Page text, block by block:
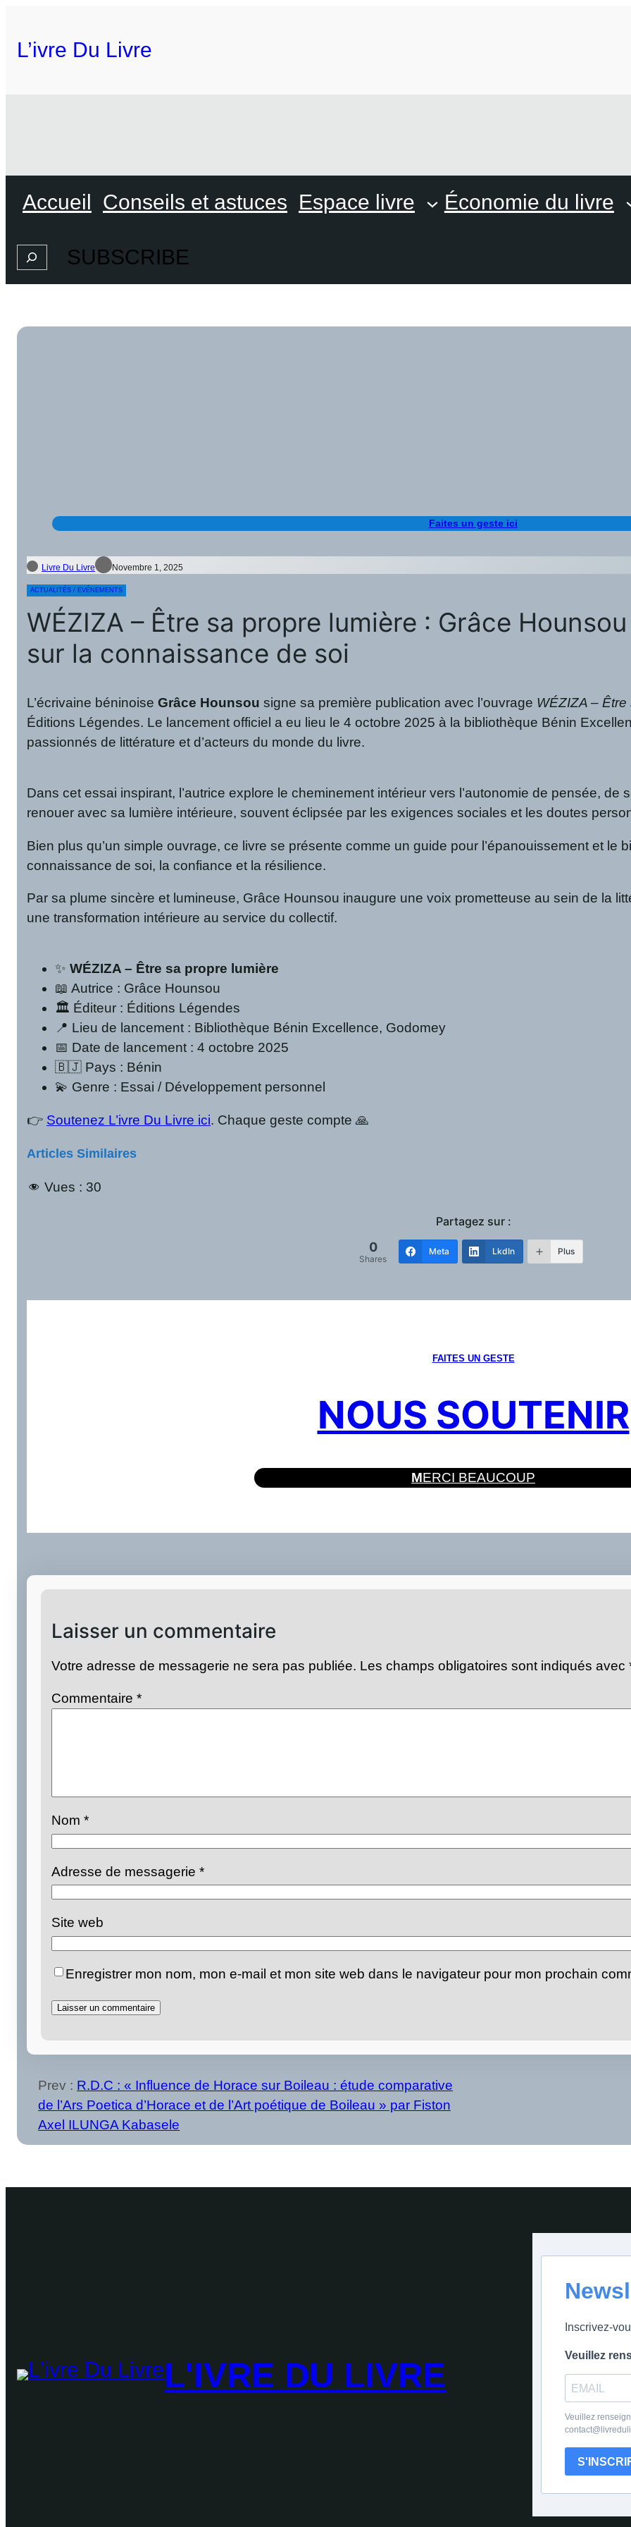
L’ivre Du Livre
Accueil Conseils et astuces Espace livre Économie du livre
SearchSUBSCRIBE
Faites un geste ici
Livre Du Livre Novembre 1, 2025
ACTUALITÉS / EVÉNEMENTS
WÉZIZA – Être sa propre lumière : Grâce
sur la connaissance de soi
L’écrivaine béninoiseGrâce Hounsou signe sa première publication avec l’ouvrage WÉZIZA –
Éditions Légendes. Le lancement officiel a eu lieu le 4 octobre 2025 à la bibliothèque Bénin
passionnés de littérature et d’acteurs du monde du livre.
Dans cet essai inspirant, l’autrice explore le cheminement intérieur vers l’autonomie de pensée, de
renouer avec sa lumière intérieure, souvent éclipsée par les exigences sociales et les doutes
Bien plus qu’un simple ouvrage, ce livre se présente comme un guide pour l’épanouissement et le
connaissance de soi, la confiance et la résilience.
Par sa plume sincère et lumineuse, Grâce Hounsou inaugure une voix prometteuse au sein de la
une transformation intérieure au service du collectif.
✨WÉZIZA – Être sa propre lumière
📖 Autrice : Grâce Hounsou
🏛️ Éditeur : Éditions Légendes
📍 Lieu de lancement : Bibliothèque Bénin Excellence, Godomey
📅 Date de lancement : 4 octobre 2025
🇧🇯 Pays : Bénin
💫 Genre : Essai / Développement personnel
👉 Soutenez L’ivre Du Livre ici. Chaque geste compte 🙏
Articles Similaires
Vues : 30
Partagez sur :
0
Shares
Meta LkdIn Plus
FAITES UN GESTE
NOUS SOUTENIR
MERCI BEAUCOUP
Laisser un commentaire
Votre adresse de messagerie ne sera pas publiée. Les champs obligatoires sont indiqués avec
Commentaire*
Nom*
Adresse de messagerie*
Site web
Enregistrer mon nom, mon e-mail et mon site web dans le navigateur pour mon prochain
Prev : R.D.C : « Influence de Horace sur Boileau : étude comparative
de l’Ars Poetica d’Horace et de l’Art poétique de Boileau » par Fiston
Axel ILUNGA Kabasele
L'IVRE DU LIVRE
Inscrivez-
Veuillez
Veuillez